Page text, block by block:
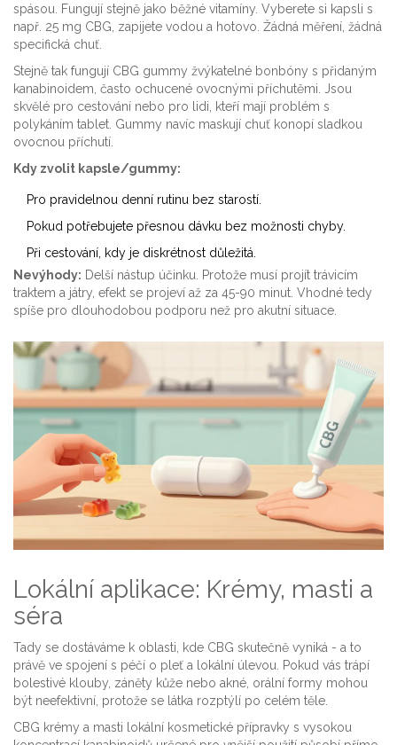
spásou. Fungují stejně jako běžné vitamíny. Vyberete si kapsli s
např. 25 mg CBG, zapijete vodou a hotovo. Žádná měření, žádná
specifická chuť.
Stejně tak fungují CBG gummy žvýkatelné bonbóny s přidaným
kanabinoidem, často ochucené ovocnými příchutěmi . Jsou
skvělé pro cestování nebo pro lidi, kteří mají problém s
polykáním tablet. Gummy navíc maskují chuť konopí sladkou
ovocnou příchutí.
Kdy zvolit kapsle/gummy:
Pro pravidelnou denní rutinu bez starostí.
Pokud potřebujete přesnou dávku bez možnosti chyby.
Při cestování, kdy je diskrétnost důležitá.
Nevýhody: Delší nástup účinku. Protože musí projít trávicím
traktem a játry, efekt se projeví až za 45-90 minut. Vhodné tedy
spíše pro dlouhodobou podporu než pro akutní situace.
Lokální aplikace: Krémy, masti a
séra
Tady se dostáváme k oblasti, kde CBG skutečně vyniká - a to
právě ve spojení s péčí o pleť a lokální úlevou. Pokud vás trápí
bolestivé klouby, záněty kůže nebo akné, orální formy mohou
být neefektivní, protože se látka rozptýlí po celém těle.
CBG krémy a masti lokální kosmetické přípravky s vysokou